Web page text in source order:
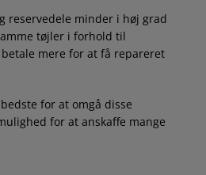
reservedele minder i høj grad
tøjler i forhold til
mere for at få repareret
for at omgå disse
for at anskaffe mange